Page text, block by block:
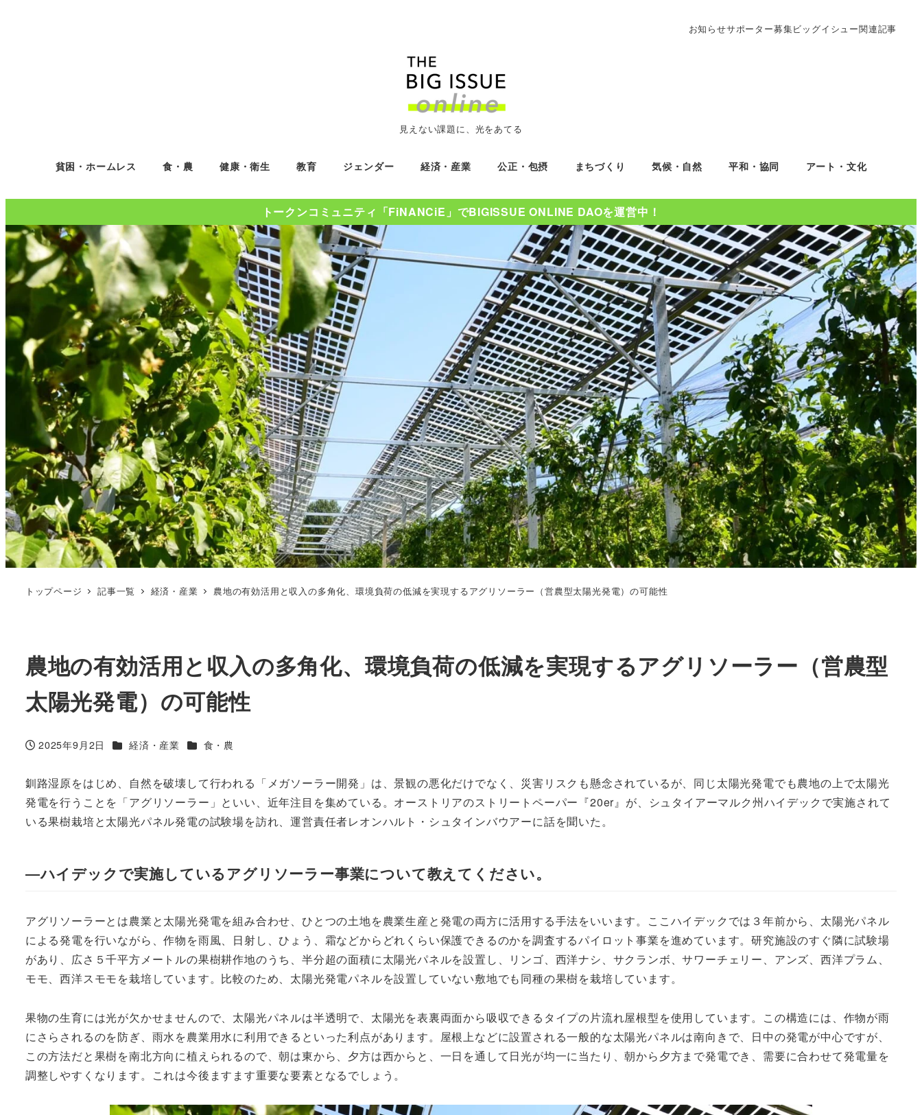
お知らせサポーター募集ビッグイシュー関連記事
見えない課題に、光をあてる
貧困・ホームレス 食・農 健康・衛生 教育 ジェンダー 経済・産業 公正・包摂 まちづくり 気候・自然 平和・協同 アート・文化
トークンコミュニティ「FiNANCiE」でBIGISSUE ONLINE DAOを運営中！
トップページ 記事一覧 経済・産業 農地の有効活用と収入の多角化、環境負荷の低減を実現するアグリソーラー（営農型太陽光発電）の可能性
農地の有効活用と収入の多角化、環境負荷の低減を実現するアグリソーラー（営農型
太陽光発電）の可能性
投稿日
2025年9月2日 カテゴリー
経済・産業 カテゴリー
食・農
釧路湿原をはじめ、自然を破壊して行われる「メガソーラー開発」は、景観の悪化だけでなく、災害リスクも懸念されているが、同じ太陽光発電でも農地の上で太陽光
発電を行うことを「アグリソーラー」といい、近年注目を集めている。オーストリアのストリートペーパー『20er』が、シュタイアーマルク州ハイデックで実施されて
いる果樹栽培と太陽光パネル発電の試験場を訪れ、運営責任者レオンハルト・シュタインバウアーに話を聞いた。
―ハイデックで実施しているアグリソーラー事業について教えてください。
アグリソーラーとは農業と太陽光発電を組み合わせ、ひとつの土地を農業生産と発電の両方に活用する手法をいいます。ここハイデックでは３年前から、太陽光パネル
による発電を行いながら、作物を雨風、日射し、ひょう、霜などからどれくらい保護できるのかを調査するパイロット事業を進めています。研究施設のすぐ隣に試験場
があり、広さ５千平方メートルの果樹耕作地のうち、半分超の面積に太陽光パネルを設置し、リンゴ、西洋ナシ、サクランボ、サワーチェリー、アンズ、西洋プラム、
モモ、西洋スモモを栽培しています。比較のため、太陽光発電パネルを設置していない敷地でも同種の果樹を栽培しています。
果物の生育には光が欠かせませんので、太陽光パネルは半透明で、太陽光を表裏両面から吸収できるタイプの片流れ屋根型を使用しています。この構造には、作物が雨
にさらされるのを防ぎ、雨水を農業用水に利用できるといった利点があります。屋根上などに設置される一般的な太陽光パネルは南向きで、日中の発電が中心ですが、
この方法だと果樹を南北方向に植えられるので、朝は東から、夕方は西からと、一日を通して日光が均一に当たり、朝から夕方まで発電でき、需要に合わせて発電量を
調整しやすくなります。これは今後ますます重要な要素となるでしょう。